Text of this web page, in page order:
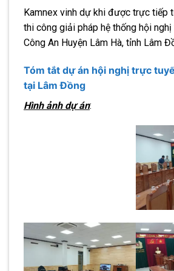
Kamnex vinh dự khi được trực tiếp
thi công giải pháp hệ thống hội
Công An Huyện Lâm Hà, tỉnh Lâm
Tóm tắt dự án hội nghị trực
tại Lâm Đồng
Hình ảnh dự án: